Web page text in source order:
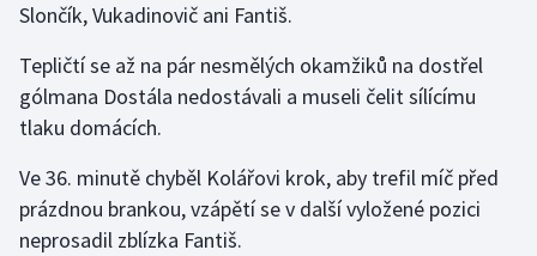
Lezení
Moderní pětiboj
Slončík, Vukadinovič ani Fantiš.
Tepličtí se až na pár nesmělých okamžiků na dostřel
gólmana Dostála nedostávali a museli čelit sílícímu
tlaku domácích.
Ve 36. minutě chyběl Kolářovi krok, aby trefil míč před
prázdnou brankou, vzápětí se v další vyložené pozici
neprosadil zblízka Fantiš.